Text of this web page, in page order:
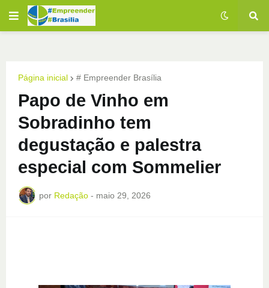
Página inicial # Empreender Brasília
Papo de Vinho em
Sobradinho tem
degustação e palestra
especial com Sommelier
por Redação - maio 29, 2026